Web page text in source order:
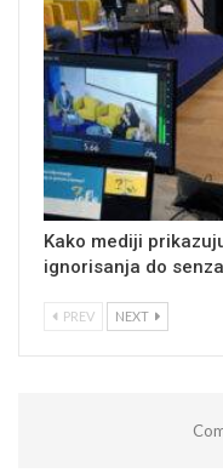
Kako mediji
ignorisanja do
PREV NEXT